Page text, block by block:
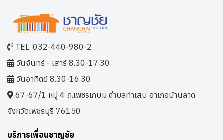
TEL. 032-440-980-2
วันจันทร์ - เสาร์ 8.30-17.30
วันอาทิตย์ 8.30-16.30
67-67/1 หมู่ 4 ถ.เพชรเกษม ตำบลท่าเสน อาเภอบ้านลาด
จังหวัดเพชรบุรี 76150
บริการเพื่อนชาญชัย